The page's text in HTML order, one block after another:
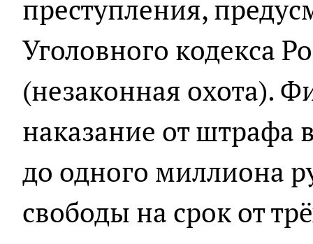
преступления,
Уголовного кодекса
(незаконная охота).
наказание от штрафа
до одного миллиона
свободы на срок от